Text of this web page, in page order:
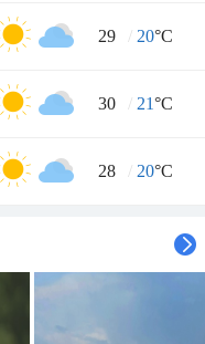
29 / 20°C
30 / 21°C
28 / 20°C